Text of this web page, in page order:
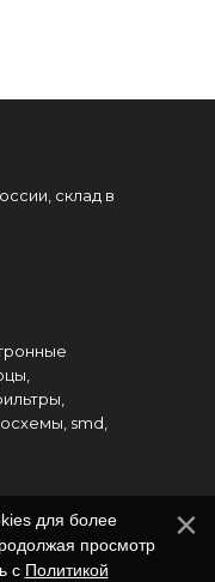
склад в
smd,
для более
просмотр
с Политикой